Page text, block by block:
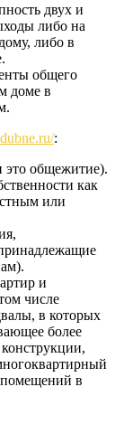
двух и
либо на
либо в
общего
доме в
:
это общежитие).
как
или
и
числе
в которых
более
в